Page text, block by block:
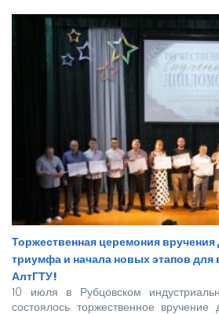
Торжественная церемония
триумфа и начала новых этапов
АлтГТУ!
10 июля в Рубцовском
состоялось торжественное вручение